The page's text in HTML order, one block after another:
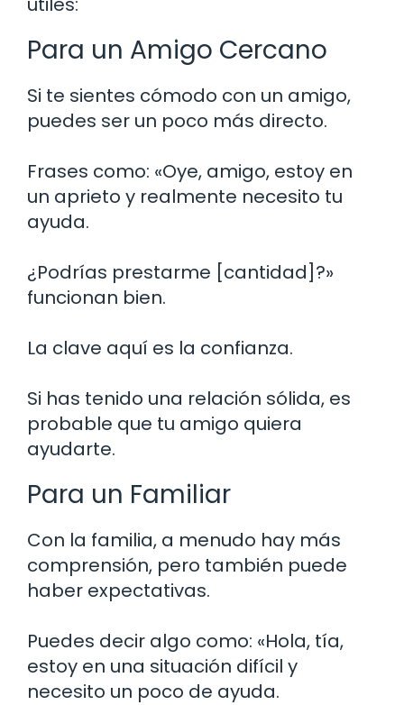
Para un Amigo Cercano
Si te sientes cómodo con un amigo,
puedes ser un poco más directo.
Frases como: «Oye, amigo, estoy en
un aprieto y realmente necesito tu
ayuda.
¿Podrías prestarme [cantidad]?»
funcionan bien.
La clave aquí es la confianza.
Si has tenido una relación sólida, es
probable que tu amigo quiera
ayudarte.
Para un Familiar
Con la familia, a menudo hay más
comprensión, pero también puede
haber expectativas.
Puedes decir algo como: «Hola, tía,
estoy en una situación difícil y
necesito un poco de ayuda.